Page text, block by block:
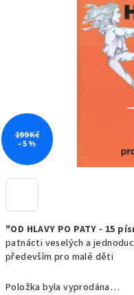
"OD HLAVY PO PATY - 15
patnácti veselých a
především pro malé děti
Položka byla vyprodána…
hvězdiček.
199 Kč
–5 %